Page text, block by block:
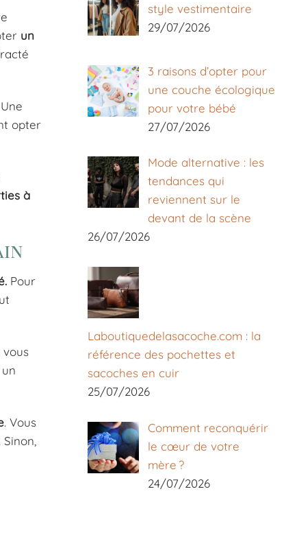
un
opter
à
Pour
vous
. Vous
style vestimentaire
29/07/2026
3 raisons d’opter pour
une couche écologique
pour votre bébé
27/07/2026
Mode alternative : les
tendances qui
reviennent sur le
devant de la scène
26/07/2026
Laboutiquedelasacoche.com : la
référence des pochettes et
sacoches en cuir
25/07/2026
Comment reconquérir
le cœur de votre
mère ?
24/07/2026